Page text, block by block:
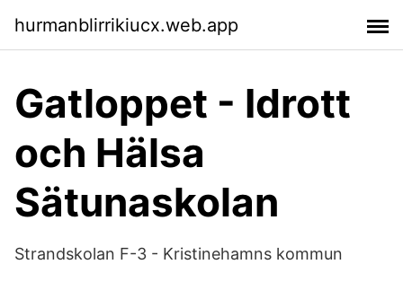
hurmanblirrikiucx.web.app
Gatloppet - Idrott
och Hälsa
Sätunaskolan
Strandskolan F-3 - Kristinehamns kommun